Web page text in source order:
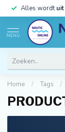
Alles wordt
MENU
Home / Tags /